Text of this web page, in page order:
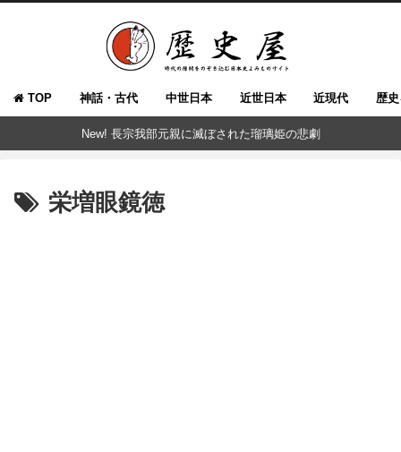
TOP 神話・古代 中世日本 近世日本 近現代 歴
New! 長宗我部元親に滅ぼされた瑠璃姫の悲劇
栄増眼鏡徳